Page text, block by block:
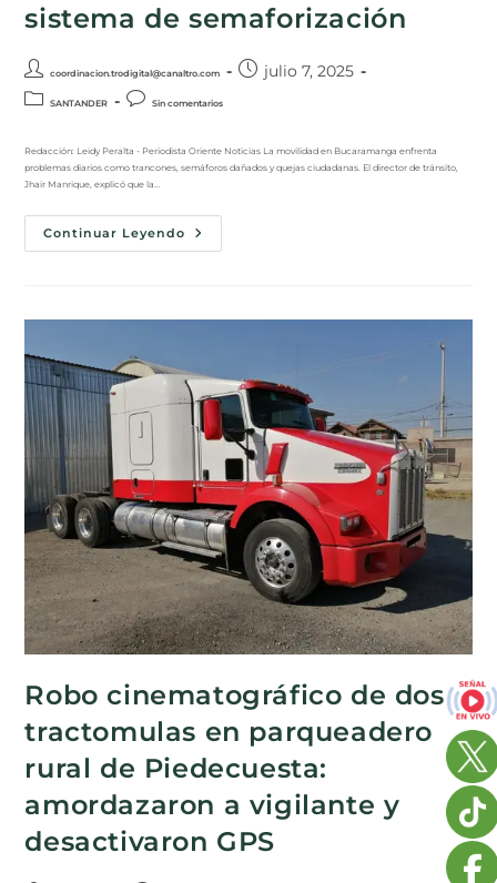
sistema de semaforización
coordinacion.trodigital@canaltro.com julio 7, 2025
SANTANDER Sin comentarios
Redacción: Leidy Peralta - Periodista Oriente Noticias La movilidad en Bucaramanga enfrenta
problemas diarios como trancones, semáforos dañados y quejas ciudadanas. El director de tránsito,
Jhair Manrique, explicó que la…
Continuar Leyendo
Robo cinematográfico de dos
tractomulas en parqueadero
rural de Piedecuesta:
amordazaron a vigilante y
desactivaron GPS